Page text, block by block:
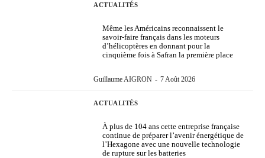
ACTUALITÉS
Même les Américains reconnaissent le
savoir-faire français dans les moteurs
d’hélicoptères en donnant pour la
cinquième fois à Safran la première place
Guillaume AIGRON - 7 Août 2026
ACTUALITÉS
À plus de 104 ans cette entreprise française
continue de préparer l’avenir énergétique de
l’Hexagone avec une nouvelle technologie
de rupture sur les batteries